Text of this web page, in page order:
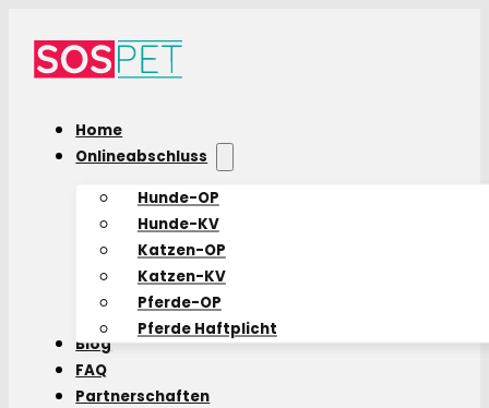
Home
Onlineabschluss
Hunde-OP
Hunde-KV
Katzen-OP
Katzen-KV
Pferde-OP
Pferde Haftplicht
Blog
FAQ
Partnerschaften